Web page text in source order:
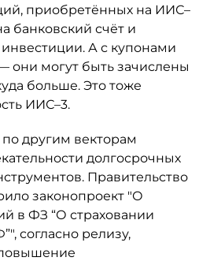
приобретённых на ИИС–
банковский счёт и
А с купонами
они могут быть зачислены
больше. Это тоже
ИИС–3.
другим векторам
долгосрочных
Правительство
законопроект "О
в ФЗ “О страховании
согласно релизу,